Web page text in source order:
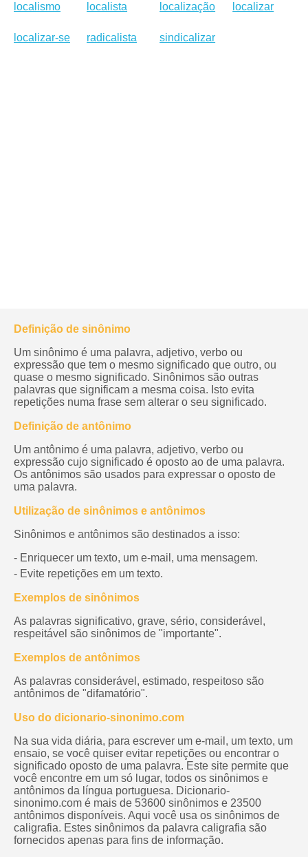
localismo localista localização localizar
localizar-se radicalista sindicalizar
Definição de sinônimo
Um sinônimo é uma palavra, adjetivo, verbo ou
expressão que tem o mesmo significado que outro, ou
quase o mesmo significado. Sinônimos são outras
palavras que significam a mesma coisa. Isto evita
repetições numa frase sem alterar o seu significado.
Definição de antônimo
Um antônimo é uma palavra, adjetivo, verbo ou
expressão cujo significado é oposto ao de uma palavra.
Os antônimos são usados para expressar o oposto de
uma palavra.
Utilização de sinônimos e antônimos
Sinônimos e antônimos são destinados a isso:
- Enriquecer um texto, um e-mail, uma mensagem.
- Evite repetições em um texto.
Exemplos de sinônimos
As palavras significativo, grave, sério, considerável,
respeitável são sinônimos de "importante".
Exemplos de antônimos
As palavras considerável, estimado, respeitoso são
antônimos de "difamatório".
Uso do dicionario-sinonimo.com
Na sua vida diária, para escrever um e-mail, um texto, um
ensaio, se você quiser evitar repetições ou encontrar o
significado oposto de uma palavra. Este site permite que
você encontre em um só lugar, todos os sinônimos e
antônimos da língua portuguesa. Dicionario-
sinonimo.com é mais de 53600 sinônimos e 23500
antônimos disponíveis. Aqui você usa os sinônimos de
caligrafia. Estes sinônimos da palavra caligrafia são
fornecidos apenas para fins de informação.